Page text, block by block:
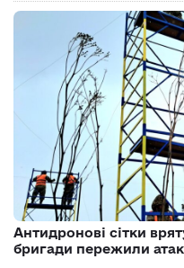
Антидронові сітки
бригади пережили